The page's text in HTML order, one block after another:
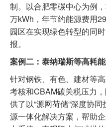
制。以合肥零碳中心为例
万kWh，年节约能源费用
园区在实现绿色转型的同
报。
案例二：泰纳瑞斯等高耗
针对钢铁、有色、建材等
考核和CBAM碳关税压力
供了以“源网荷储“深度协
源一体化解决方案，帮助